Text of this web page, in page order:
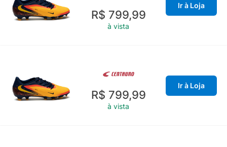
R$ 799,99
à vista
Ir à Loja
R$ 799,99
à vista
Ir à Loja